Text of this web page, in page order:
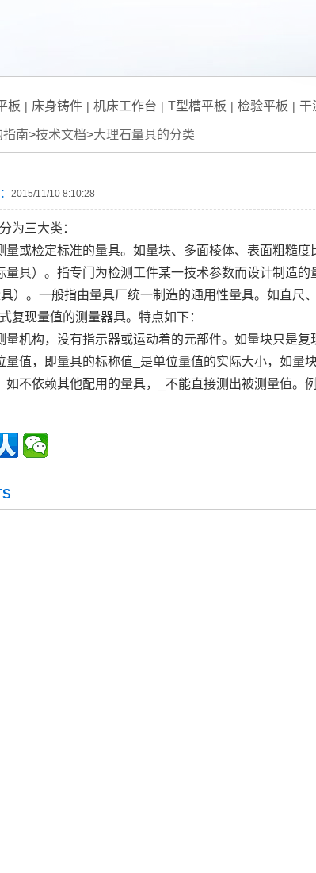
板 | 床身铸件 | 机床工作台 | T型槽平板 | 检验平板 | 干
指南>技术文档>大理石量具的分类
2015/11/10 8:10:28
为三大类：
量或检定标准的量具。如量块、多面棱体、表面粗糙度
量具）。指专门为检测工件某一技术参数而设计制造
）。一般指由量具厂统一制造的通用性量具。如直尺
复现量值的测量器具。特点如下：
量机构，没有指示器或运动着的元部件。如量块只是复
量值，即量具的标称值_是单位量值的实际大小，如量
如不依赖其他配用的量具，_不能直接测出被测量值。